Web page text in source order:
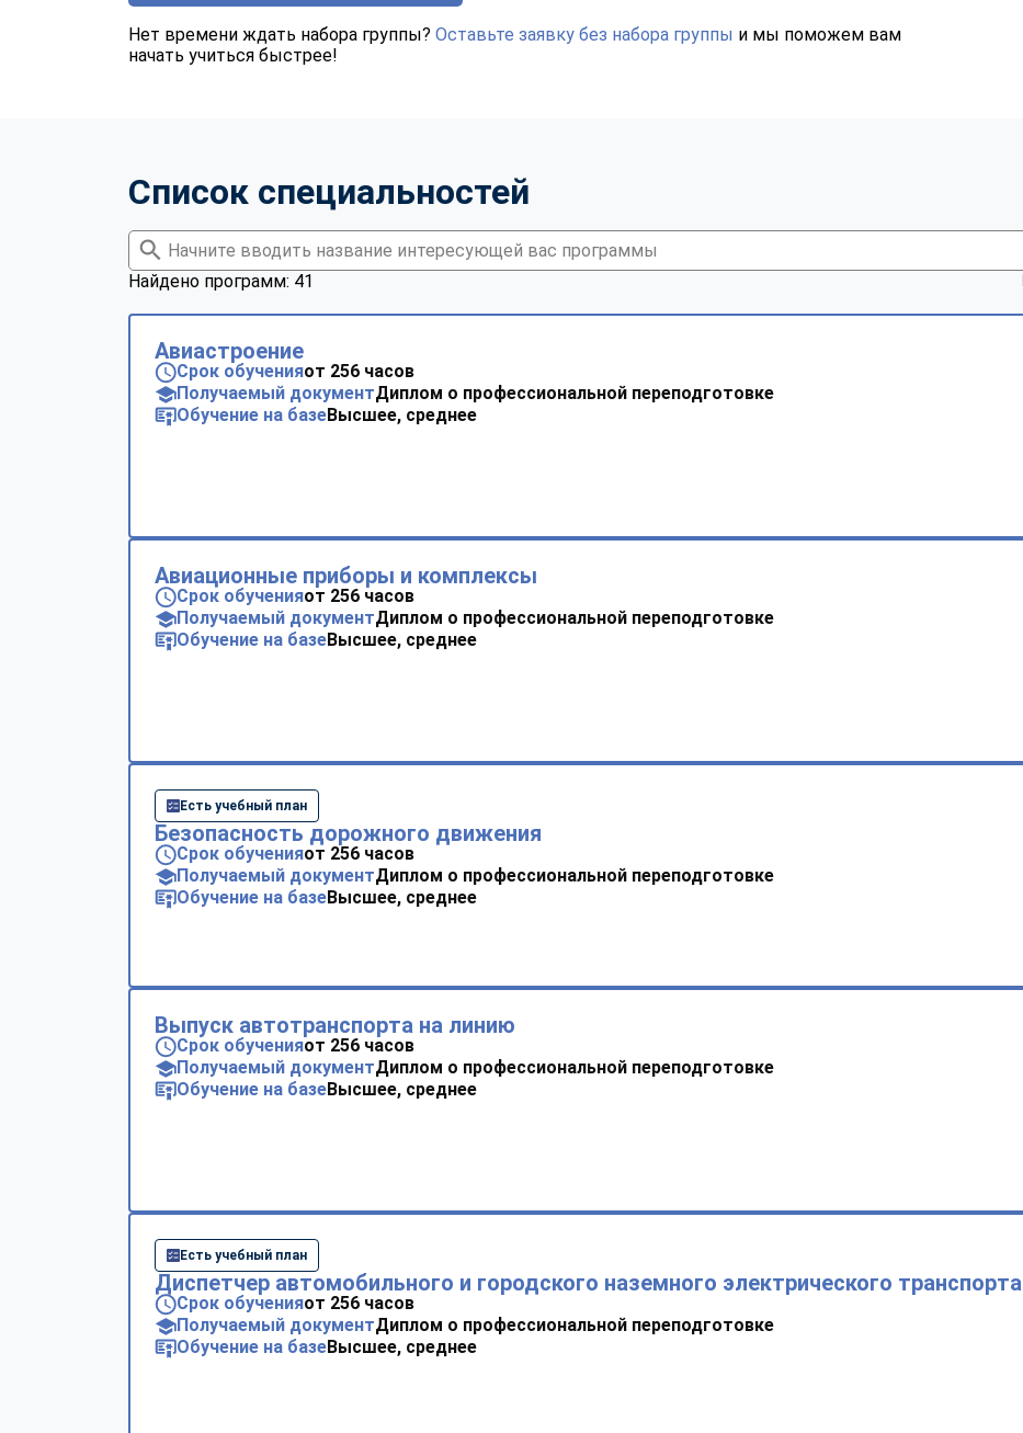
Нет времени ждать набора группы? Оставьте заявку без набора группы и мы поможем вам
начать учиться быстрее!
Список специальностей
Найдено программ: 41
Авиастроение
Срок обученияот 256 часов
Получаемый документДиплом о профессиональной переподготовке
Обучение на базеВысшее, среднее
Авиационные приборы и комплексы
Срок обученияот 256 часов
Получаемый документДиплом о профессиональной переподготовке
Обучение на базеВысшее, среднее
Есть учебный план
Безопасность дорожного движения
Срок обученияот 256 часов
Получаемый документДиплом о профессиональной переподготовке
Обучение на базеВысшее, среднее
Выпуск автотранспорта на линию
Срок обученияот 256 часов
Получаемый документДиплом о профессиональной переподготовке
Обучение на базеВысшее, среднее
Есть учебный план
Диспетчер автомобильного и городского наземного электрического транспорта
Срок обученияот 256 часов
Получаемый документДиплом о профессиональной переподготовке
Обучение на базеВысшее, среднее